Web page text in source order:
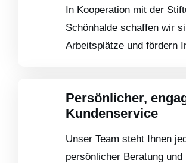
In Kooperation mit der
Schönhalde schaffen wir
Arbeitsplätze und fördern
Persönlicher,
Kundenservice
Unser Team steht Ihnen
persönlicher Beratung und